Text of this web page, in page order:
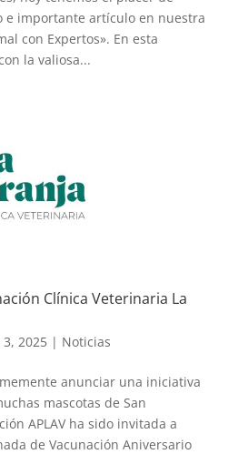
e importante artículo en nuestra
con Expertos». En esta
la valiosa...
Clínica Veterinaria La
3, 2025| Noticias
anunciar una iniciativa
mascotas de San
APLAV ha sido invitada a
de Vacunación Aniversario